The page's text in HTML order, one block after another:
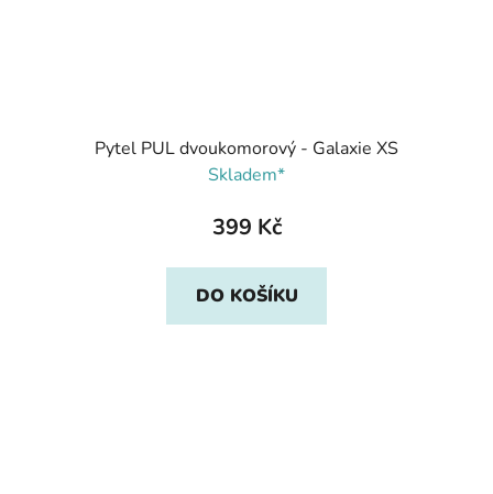
Pytel PUL dvoukomorový - Galaxie XS
Skladem*
399 Kč
DO KOŠÍKU